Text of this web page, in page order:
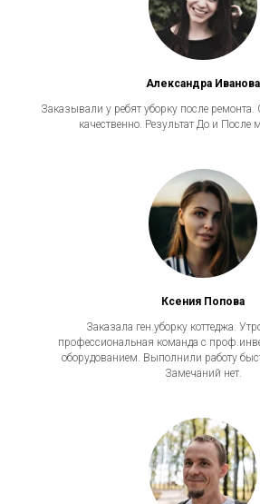
Александра Иванова
Заказывали у ребят уборку после ремонта.
качественно. Результат До и После
Ксения Попова
Заказала ген.уборку коттеджа.
профессиональная команда с
оборудованием. Выполнили работу
Замечаний нет.